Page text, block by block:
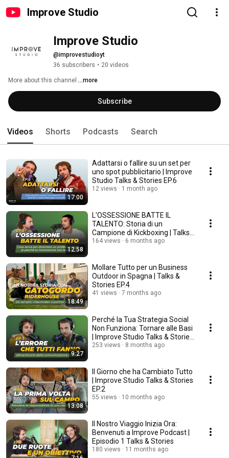
Improve Studio
Improve Studio
@improvestudioyt
36 subscribers • 20 videos
More about this channel ...more
Subscribe
Videos Shorts Podcasts Search
17:00
Adattarsi o fallire su un set per
uno spot pubblicitario | Improve
Studio Talks & Stories EP.6
12 views 1 month ago
12:58
L'OSSESSIONE BATTE IL
TALENTO: Storia di un
Campione di Kickboxing | Talks
& Stories EP.5
164 views 6 months ago
18:49
Mollare Tutto per un Business
Outdoor in Spagna | Talks &
Stories EP.4
41 views 7 months ago
9:27
Perché la Tua Strategia Social
Non Funziona: Tornare alle Basi
| Improve Studio Talks & Stories
EP.3
253 views 8 months ago
13:08
Il Giorno che ha Cambiato Tutto
| Improve Studio Talks & Stories
EP.2
55 views 10 months ago
Il Nostro Viaggio Inizia Ora:
Benvenuti a Improve Podcast |
Episodio 1 Talks & Stories
180 views 11 months ago